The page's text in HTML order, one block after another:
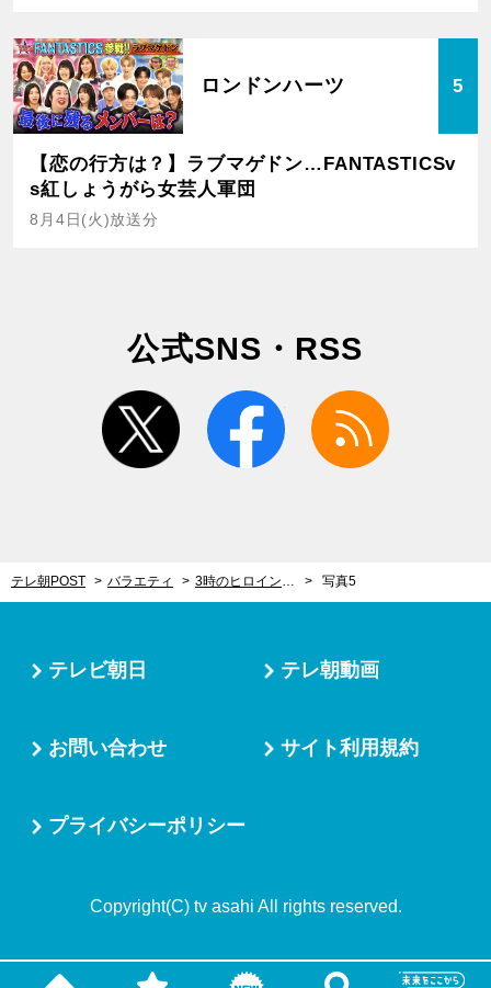
ロンドンハーツ 5
【恋の行方は？】ラブマゲドン…FANTASTICSv
s紅しょうがら女芸人軍団
8月4日(火)放送分
公式SNS・RSS
twitter facebook
テレ朝POST バラエティ 3時のヒロイン福田、アナウンサーに!?「5年以内に退社し…」大きな野望を告白 写真5
テレビ朝日 テレ朝動画
お問い合わせ サイト利用規約
プライバシーポリシー
Copyright(C) tv asahi All rights reserved.